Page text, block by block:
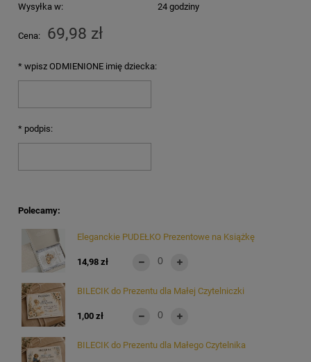
Wysyłka w: 24 godziny
Cena: 69,98 zł
* wpisz ODMIENIONE imię dziecka:
* podpis:
Polecamy:
Eleganckie PUDEŁKO Prezentowe na Książkę
14,98 zł
BILECIK do Prezentu dla Małej Czytelniczki
1,00 zł
BILECIK do Prezentu dla Małego Czytelnika